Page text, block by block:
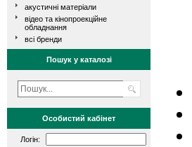
акустичні матеріали
відео та кінопроекційне
обладнання
всі бренди
Пошук у каталозі
Особистий кабінет
Логін: